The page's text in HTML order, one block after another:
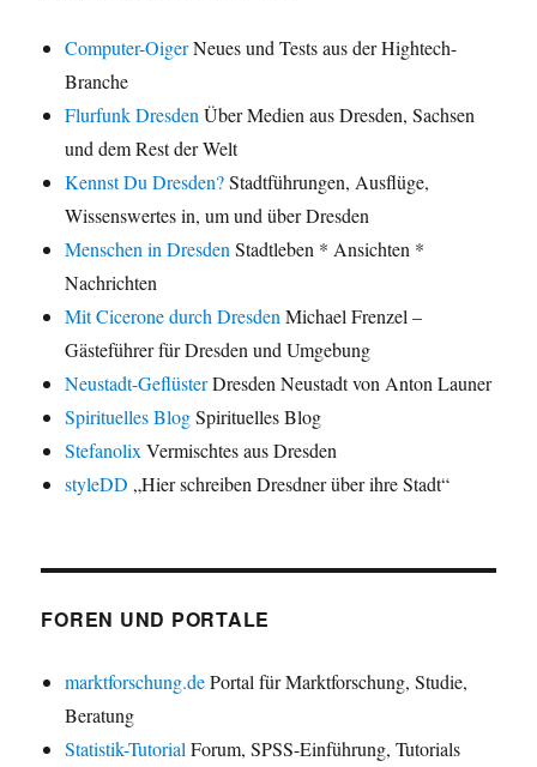
Computer-OigerNeues und Tests aus der Hightech-
Branche
Flurfunk Dresden Über Medien aus Dresden, Sachsen
und dem Rest der Welt
Kennst Du Dresden?Stadtführungen, Ausflüge,
Wissenswertes in, um und über Dresden
Menschen in Dresden Stadtleben * Ansichten *
Nachrichten
Mit Cicerone durch Dresden Michael Frenzel –
Gästeführer für Dresden und Umgebung
Neustadt-GeflüsterDresden Neustadt von Anton Launer
Spirituelles BlogSpirituelles Blog
Stefanolix Vermischtes aus Dresden
styleDD „Hier schreiben Dresdner über ihre Stadt“
FOREN UND PORTALE
marktforschung.dePortal für Marktforschung, Studie,
Beratung
Statistik-Tutorial Forum, SPSS-Einführung, Tutorials